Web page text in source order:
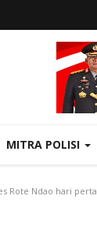
MITRA POLISI
Rote Ndao hari